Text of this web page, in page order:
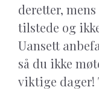
deretter,
tilstede og
Uansett
så du ikke
viktige dager!